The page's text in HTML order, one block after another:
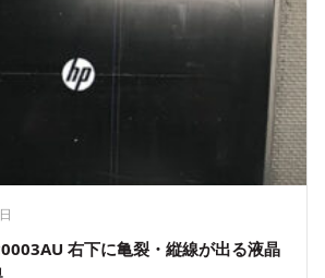
右下に亀裂・縦線が出る液晶